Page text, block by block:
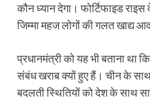
कौन ध्यान देगा। फोर्टिफाइड
जिम्मा महज लोगों की गलत खाद्य
प्रधानमंत्री को यह भी बताना था
संबंध खराब क्यों हुए हैं। चीन के
बदलती स्थितियों को देश के साथ